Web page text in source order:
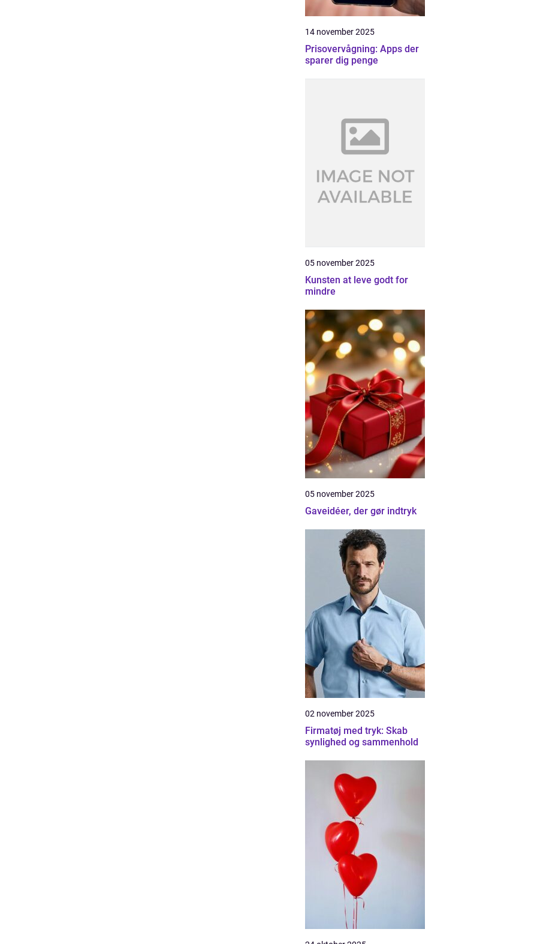
14 november 2025
Prisovervågning: Apps der
sparer dig penge
05 november 2025
Kunsten at leve godt for
mindre
05 november 2025
Gaveidéer, der gør indtryk
02 november 2025
Firmatøj med tryk: Skab
synlighed og sammenhold